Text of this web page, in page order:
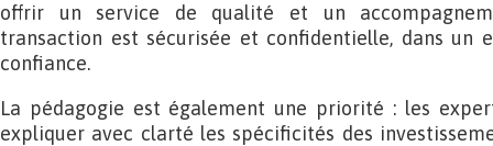
offrir un service de qualité et un
transaction est sécurisée et confidentielle, dans un
confiance.
La pédagogie est également une priorité : les
expliquer avec clarté les spécificités des